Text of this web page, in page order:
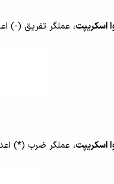
اسکریپت، عملگر تفریق (-)
اسکریپت، عملگر ضرب (*)